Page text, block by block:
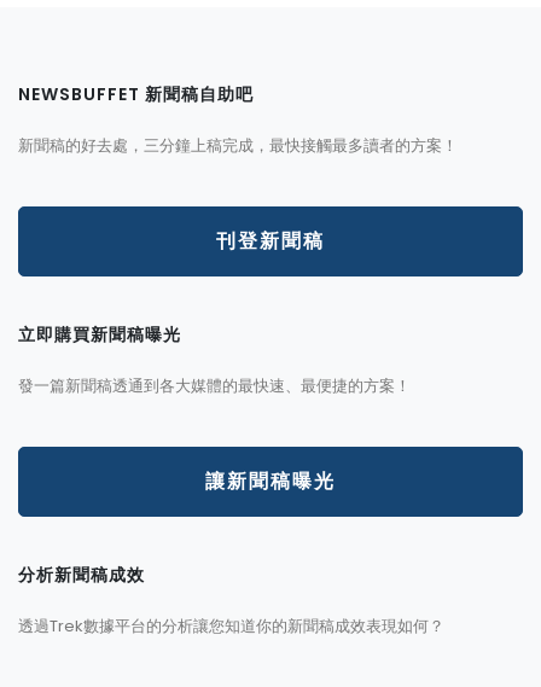
NEWSBUFFET 新聞稿自助吧
新聞稿的好去處，三分鐘上稿完成，最快接觸最多讀者的方案！
刊登新聞稿
立即購買新聞稿曝光
發一篇新聞稿透通到各大媒體的最快速、最便捷的方案！
讓新聞稿曝光
分析新聞稿成效
透過Trek數據平台的分析讓您知道你的新聞稿成效表現如何？